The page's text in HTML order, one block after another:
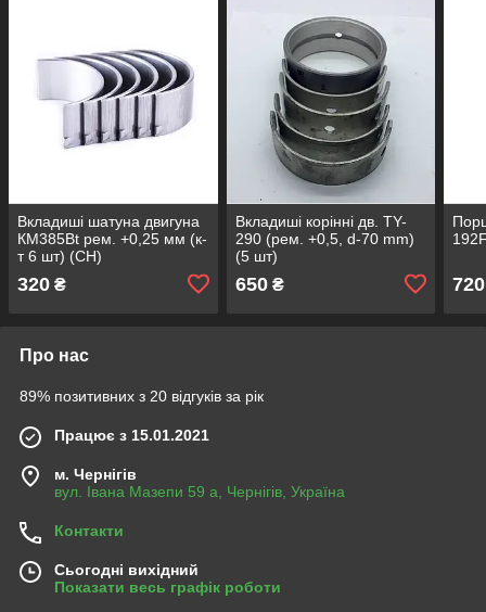
Вкладиші шатуна двигуна
КМ385Вt рем. +0,25 мм (к-
т 6 шт) (СН)
320 ₴
Вкладиші корінні дв. TY-
290 (рем. +0,5, d-70 mm)
(5 шт)
650₴ 720
Про нас
89% позитивних з 20 відгуків за рік
Працює з 15.01.2021
м. Чернігів
вул. Івана Мазепи 59 а, Чернігів, Україна
Контакти
Сьогодні вихідний
Показати весь графік роботи